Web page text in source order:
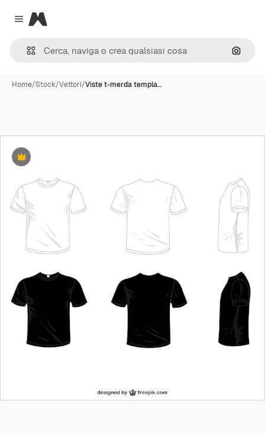
Close menu
Magnific
Cerca
Home/Stock/Vettori/Viste t-merda templa…
Premium